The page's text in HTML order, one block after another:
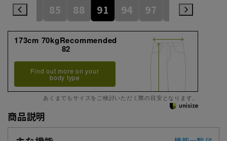
82 85 88 91 94 97 100
173cm 70kgRecommended
82
Find out more on your
body type
あくまでもサイズをご検討いただく際の目安となります。
商品説明